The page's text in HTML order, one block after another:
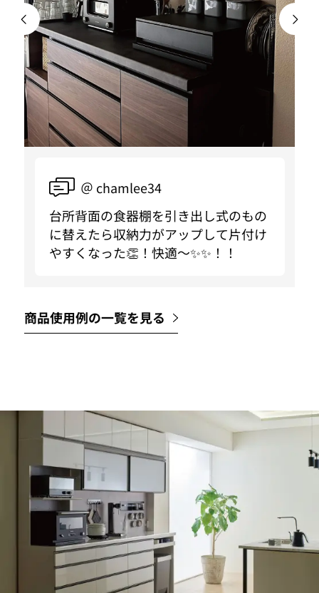
＠ chamlee34
台所背面の食器棚を引き出し式のもの
に替えたら収納力がアップして片付け
やすくなった👏！快適〜✨✨！！
商品使用例の一覧を見る